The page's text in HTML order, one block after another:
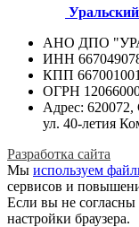
Уральский
АНО ДПО
ИНН
КПП 667001001
ОГРН
Адрес: 620072,
ул. 40-летия
Разработка сайта
Мы используем
сервисов и
Если вы не согласны
настройки браузера.